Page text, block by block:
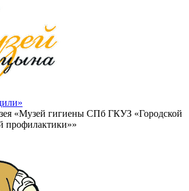
«Музей гигиены СПб ГКУЗ «Городской
профилактики»»